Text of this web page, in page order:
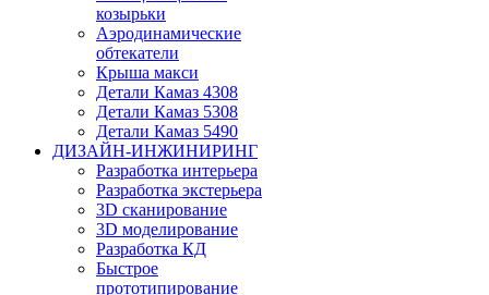
козырьки
Аэродинамические
обтекатели
Крыша макси
Детали Камаз 4308
Детали Камаз 5308
Детали Камаз 5490
ДИЗАЙН-ИНЖИНИРИНГ
Разработка интерьера
Разработка экстерьера
3D сканирование
3D моделирование
Разработка КД
Быстрое
прототипирование